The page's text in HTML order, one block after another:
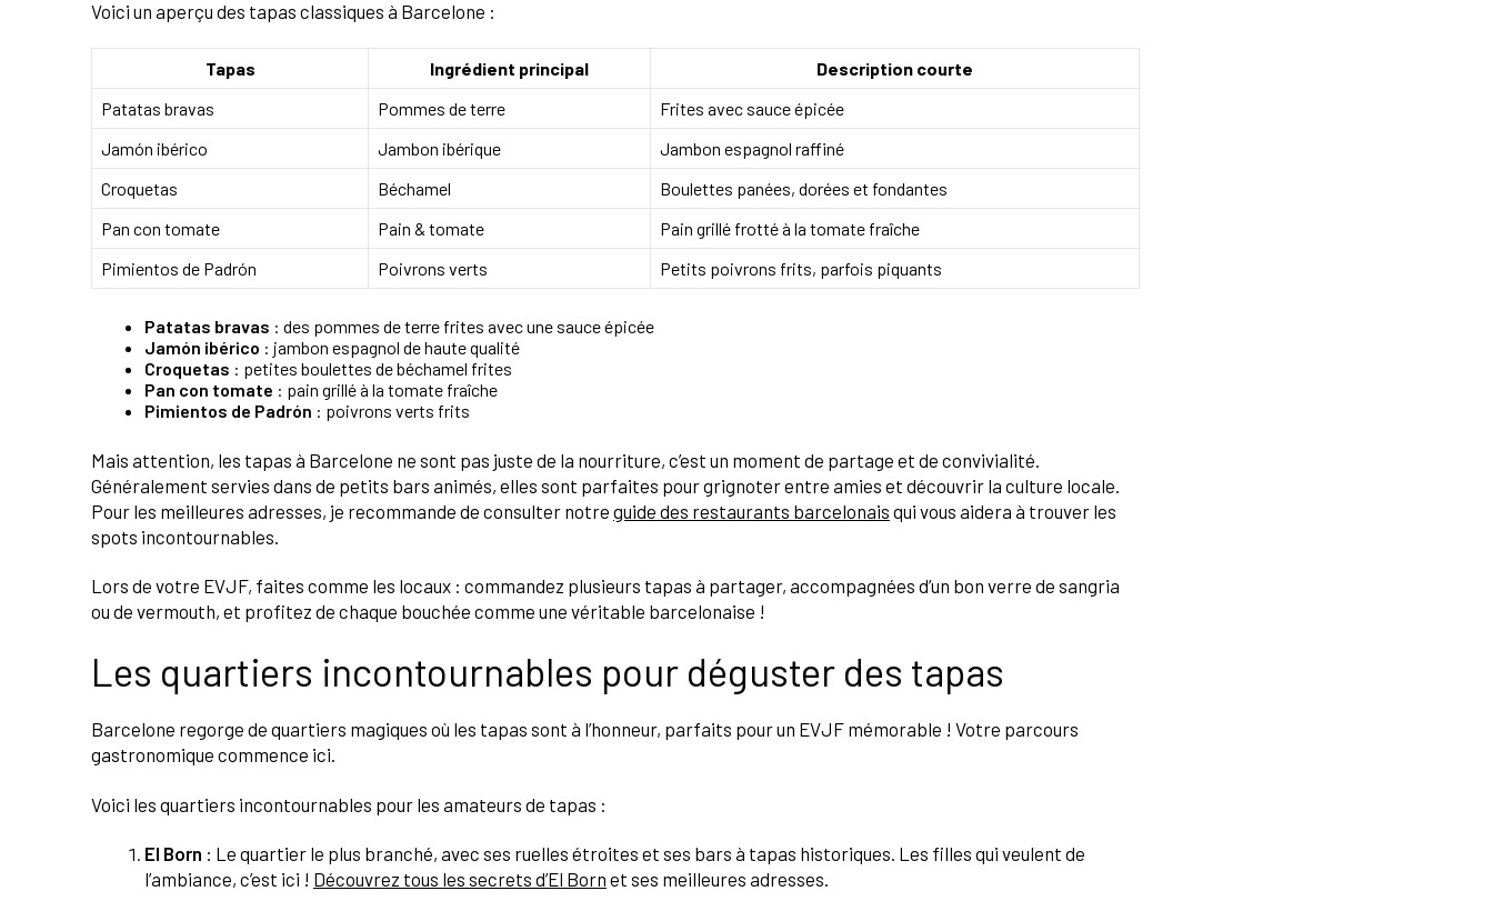
Voici un aperçu des tapas classiques à Barcelone :
Tapas Ingrédient principal
Description courte
Patatas bravas
Pommes de terre
Frites avec sauce épicée
Jamón ibérico
Jambon ibérique
Jambon espagnol raffiné
Croquetas
Béchamel
Boulettes panées, dorées et fondantes
Pan con tomate
Pain & tomate
Pain grillé frotté à la tomate fraîche
Pimientos de Padrón
Poivrons verts Petits poivrons frits, parfois piquants
Patatas bravas : des pommes de terre frites avec une sauce épicée
Jamón ibérico : jambon espagnol de haute qualité
Croquetas : petites boulettes de béchamel frites
Pan con tomate : pain grillé à la tomate fraîche
Pimientos de Padrón : poivrons verts frits
Mais attention, les tapas à Barcelone ne sont pas juste de la nourriture, c’est un moment de partage et de convivialité.
Généralement servies dans de petits bars animés, elles sont parfaites pour grignoter entre amies et découvrir la culture locale.
Pour les meilleures adresses, je recommande de consulter notre guide des restaurants barcelonais qui vous aidera à trouver les
spots incontournables.
Lors de votre EVJF, faites comme les locaux : commandez plusieurs tapas à partager, accompagnées d’un bon verre de sangria
ou de vermouth, et profitez de chaque bouchée comme une véritable barcelonaise !
Les quartiers incontournables pour déguster des tapas
Barcelone regorge de quartiers magiques où les tapas sont à l’honneur, parfaits pour un EVJF mémorable ! Votre parcours
gastronomique commence ici.
Voici les quartiers incontournables pour les amateurs de tapas :
El Born : Le quartier le plus branché, avec ses ruelles étroites et ses bars à tapas historiques. Les filles qui veulent de
l’ambiance, c’est ici ! Découvrez tous les secrets d’El Born et ses meilleures adresses.